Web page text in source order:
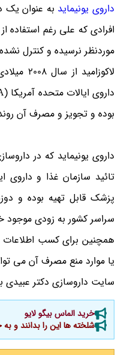
داروی یونیماید به عنوان یک
افرادی که علی رغم استفاده
موردنظر نرسیده و کنترل نشده
بوده و تجویز و مصرف آن
داروی یونیماید که در
تائید سازمان غذا و
پزشک قابل تهیه بوده و
سراسر کشور به زودی موجود
همچنین برای کسب اطلاعات
یا موارد منع مصرف آن می
سایت داروسازی دکتر عبیدی
خرید الماس بیگو لایو
شلخته ها این را بدانند و به